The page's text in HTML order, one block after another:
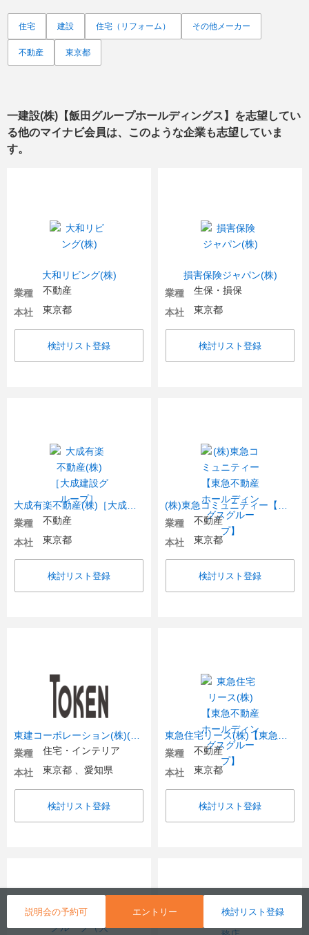
説明会の予約可 エントリー 検討リスト登録
住宅 建設 住宅（リフォーム） その他メーカー
不動産 東京都
一建設(株)【飯田グループホールディングス】 を志望してい
る他のマイナビ会員は、このような企業も志望していま
す。
大和リビング(株)
業種
不動産
本社
東京都
検討リスト登録
損害保険ジャパン(株)
業種
生保・損保
本社
東京都
検討リスト登録
業種
不動産
本社
東京都
検討リスト登録
業種
不動産
本社
東京都
検討リスト登録
業種
住宅・インテリア
本社
東京都 、愛知県
検討リスト登録
業種
不動産
本社
東京都
検討リスト登録